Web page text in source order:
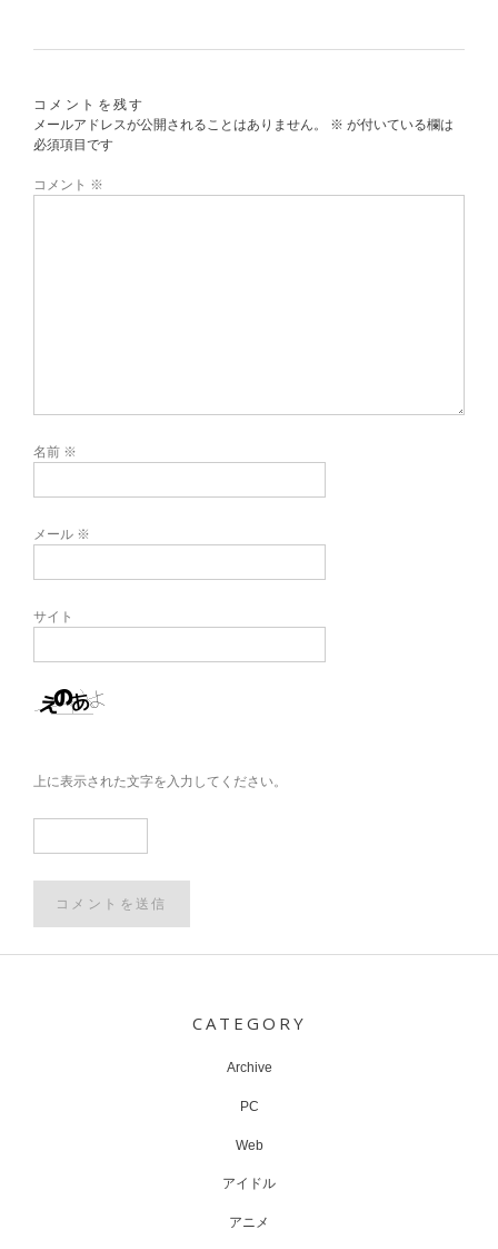
コメントを残す
メールアドレスが公開されることはありません。
※ が付いている欄は
必須項目です
コメント ※
名前 ※
メール ※
サイト
上に表示された文字を入力してください。
CATEGORY
Archive
PC
Web
アイドル
アニメ